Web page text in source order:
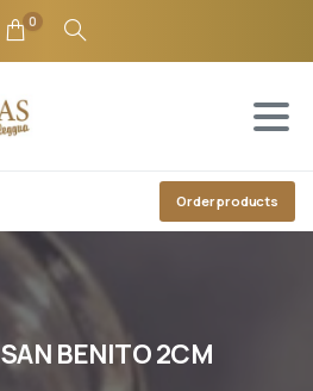
0
Order products
SANBENITO2CM